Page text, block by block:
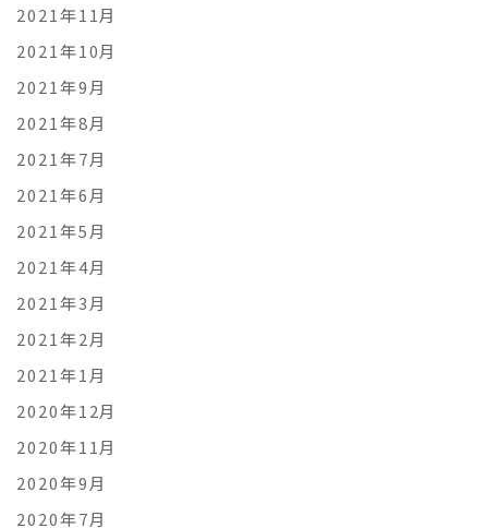
2021年11月
2021年10月
2021年9月
2021年8月
2021年7月
2021年6月
2021年5月
2021年4月
2021年3月
2021年2月
2021年1月
2020年12月
2020年11月
2020年9月
2020年7月